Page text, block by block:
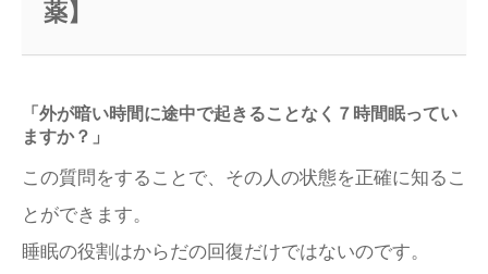
薬】
「外が暗い時間に途中で起きることなく７時間眠ってい
ますか？」
この質問をすることで、その人の状態を正確に知るこ
とができます。
睡眠の役割はからだの回復だけではないのです。